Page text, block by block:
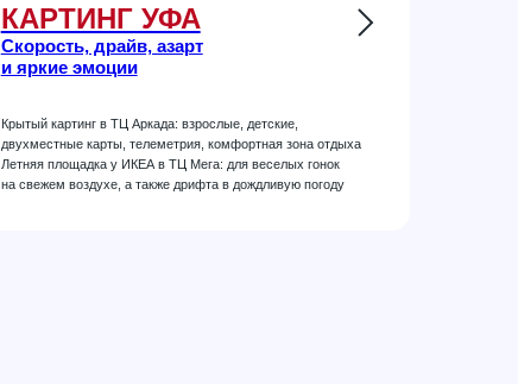
КАРТИНГ УФА
Скорость, драйв, азарт
и яркие эмоции
Крытый картинг в ТЦ Аркада: взрослые, детские,
двухместные карты, телеметрия, комфортная зона отдыха
Летняя площадка у ИКЕА в ТЦ Мега: для веселых гонок
на свежем воздухе, а также дрифта в дождливую погоду